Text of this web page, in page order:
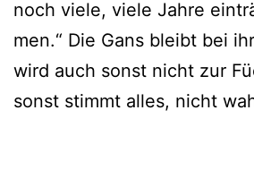
noch vie­le, vie­le Jahre
men.“ Die Gans bleibt bei
wird auch sonst nicht zur
sonst stimmt alles, nicht